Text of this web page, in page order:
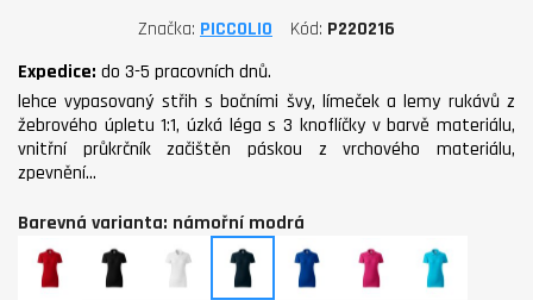
Značka PICCOLIO Kód P220216
Expedice: do 3-5 pracovních dnů.
lehce vypasovaný střih s bočními švy, límeček a lemy rukávů z
žebrového úpletu 1:1, úzká léga s 3 knoflíčky v barvě materiálu,
vnitřní průkrčník začištěn páskou z vrchového materiálu,
zpevnění…
Barevná varianta: námořní modrá
červená černá bílá
námořní
modrá
královská
modrá
purpurovátyrkysová